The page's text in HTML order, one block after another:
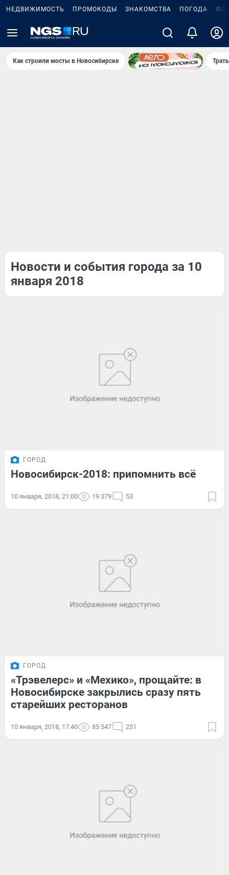
НЕДВИЖИМОСТЬ ПРОМОКОДЫ ЗНАКОМСТВА ПОГОДА
Как строили мосты в Новосибирске
Новости и события города за 10
января 2018
ГОРОД
Новосибирск-2018: припомнить всё
10 января, 2018, 21:00 19 379 53
ГОРОД
«Трэвелерс» и «Мехико», прощайте: в
Новосибирске закрылись сразу пять
старейших ресторанов
10 января, 2018, 17:40 85 547 251